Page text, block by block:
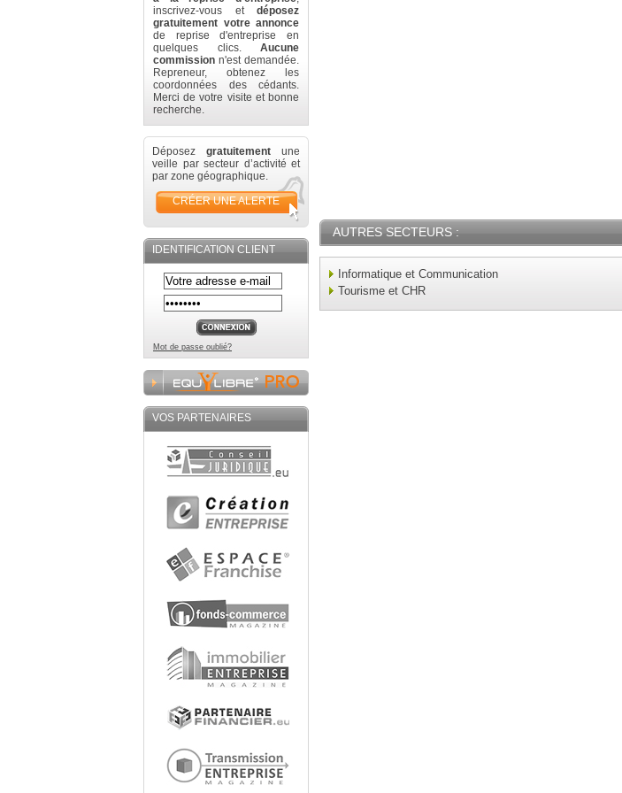
inscrivez-vous et déposez
gratuitement votre annonce
de reprise d'entreprise en
quelques clics. Aucune
commission n'est demandée.
Repreneur, obtenez les
coordonnées des cédants.
Merci de votre visite et bonne
recherche.
Déposez gratuitement une
veille par secteur d’activité et
par zone géographique.
CRÉER UNE ALERTE
IDENTIFICATION CLIENT
Mot de passe oublié?
VOS PARTENAIRES
AUTRES SECTEURS :
Informatique et Communication
Tourisme et CHR